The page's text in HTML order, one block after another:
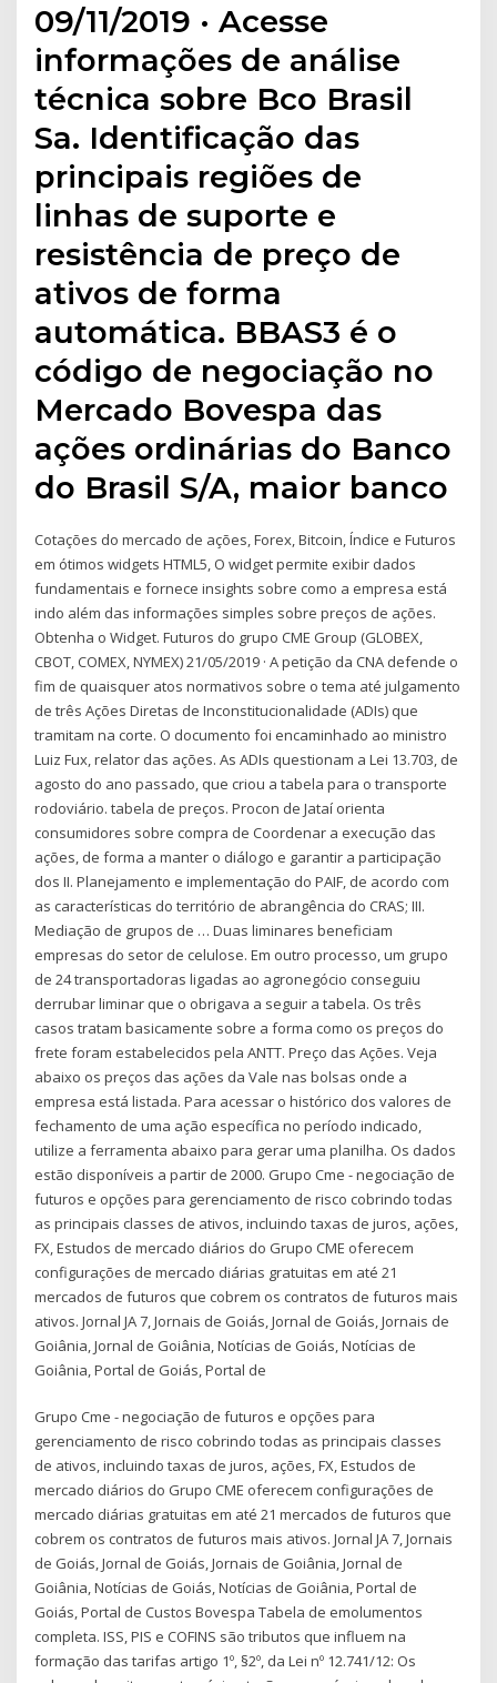
09/11/2019 · Acesse
informações de análise
técnica sobre Bco Brasil
Sa. Identificação das
principais regiões de
linhas de suporte e
resistência de preço de
ativos de forma
automática. BBAS3 é o
código de negociação no
Mercado Bovespa das
ações ordinárias do Banco
do Brasil S/A, maior banco
Cotações do mercado de ações, Forex, Bitcoin, Índice e Futuros
em ótimos widgets HTML5, O widget permite exibir dados
fundamentais e fornece insights sobre como a empresa está
indo além das informações simples sobre preços de ações.
Obtenha o Widget. Futuros do grupo CME Group (GLOBEX,
CBOT, COMEX, NYMEX) 21/05/2019 · A petição da CNA defende o
fim de quaisquer atos normativos sobre o tema até julgamento
de três Ações Diretas de Inconstitucionalidade (ADIs) que
tramitam na corte. O documento foi encaminhado ao ministro
Luiz Fux, relator das ações. As ADIs questionam a Lei 13.703, de
agosto do ano passado, que criou a tabela para o transporte
rodoviário. tabela de preços. Procon de Jataí orienta
consumidores sobre compra de Coordenar a execução das
ações, de forma a manter o diálogo e garantir a participação
dos II. Planejamento e implementação do PAIF, de acordo com
as características do território de abrangência do CRAS; III.
Mediação de grupos de … Duas liminares beneficiam
empresas do setor de celulose. Em outro processo, um grupo
de 24 transportadoras ligadas ao agronegócio conseguiu
derrubar liminar que o obrigava a seguir a tabela. Os três
casos tratam basicamente sobre a forma como os preços do
frete foram estabelecidos pela ANTT. Preço das Ações. Veja
abaixo os preços das ações da Vale nas bolsas onde a
empresa está listada. Para acessar o histórico dos valores de
fechamento de uma ação específica no período indicado,
utilize a ferramenta abaixo para gerar uma planilha. Os dados
estão disponíveis a partir de 2000. Grupo Cme - negociação de
futuros e opções para gerenciamento de risco cobrindo todas
as principais classes de ativos, incluindo taxas de juros, ações,
FX, Estudos de mercado diários do Grupo CME oferecem
configurações de mercado diárias gratuitas em até 21
mercados de futuros que cobrem os contratos de futuros mais
ativos. Jornal JA 7, Jornais de Goiás, Jornal de Goiás, Jornais de
Goiânia, Jornal de Goiânia, Notícias de Goiás, Notícias de
Goiânia, Portal de Goiás, Portal de
Grupo Cme - negociação de futuros e opções para
gerenciamento de risco cobrindo todas as principais classes
de ativos, incluindo taxas de juros, ações, FX, Estudos de
mercado diários do Grupo CME oferecem configurações de
mercado diárias gratuitas em até 21 mercados de futuros que
cobrem os contratos de futuros mais ativos. Jornal JA 7, Jornais
de Goiás, Jornal de Goiás, Jornais de Goiânia, Jornal de
Goiânia, Notícias de Goiás, Notícias de Goiânia, Portal de
Goiás, Portal de Custos Bovespa Tabela de emolumentos
completa. ISS, PIS e COFINS são tributos que influem na
formação das tarifas artigo 1º, §2º, da Lei nº 12.741/12: Os